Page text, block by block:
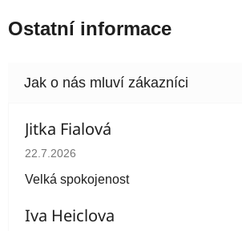
Ostatní informace
Jitka Fialová
Hodnocení obchodu je 5 z 5 hvězdiček.
22.7.2026
Velká spokojenost
Iva Heiclova